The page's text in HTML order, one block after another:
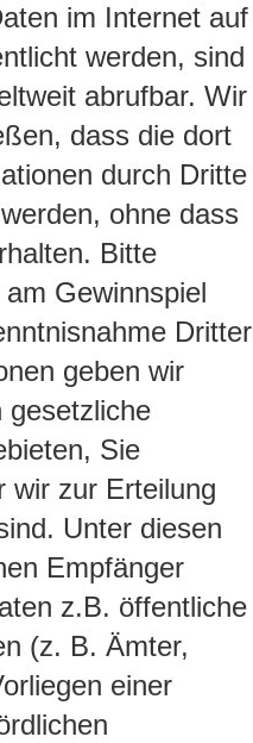
im Internet auf
werden, sind
abrufbar. Wir
dass die dort
durch Dritte
ohne dass
Bitte
Gewinnspiel
Dritter
geben wir
gesetzliche
Sie
wir zur Erteilung
Unter diesen
Empfänger
z.B. öffentliche
(z. B. Ämter,
einer